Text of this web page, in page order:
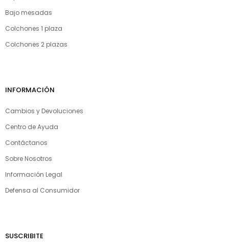
Bajo mesadas
Colchones 1 plaza
Colchones 2 plazas
INFORMACIÓN
Cambios y Devoluciones
Centro de Ayuda
Contáctanos
Sobre Nosotros
Información Legal
Defensa al Consumidor
SUSCRIBITE